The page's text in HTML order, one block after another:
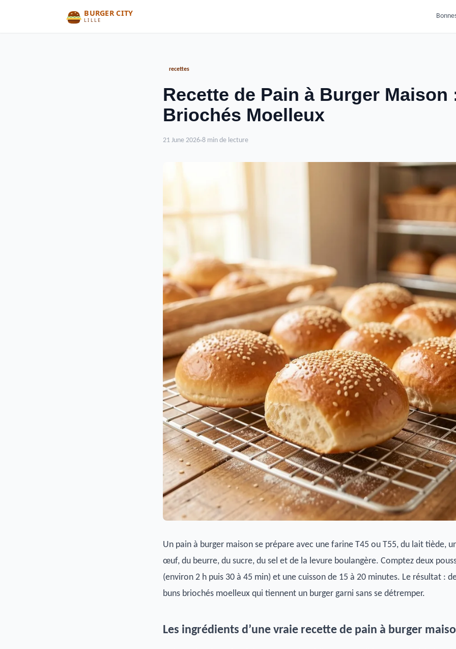
recettes
Recette de Pain à Burger Maison
Briochés Moelleux
21 June 2026 8 min de lecture
Un pain à burger maison se prépare avec une farine T45 ou T55, du lait tiède,
œuf, du beurre, du sucre, du sel et de la levure boulangère. Comptez deux
(environ 2 h puis 30 à 45 min) et une cuisson de 15 à 20 minutes. Le résultat :
buns briochés moelleux qui tiennent un burger garni sans se détremper.
Les ingrédients d’une vraie recette de pain à burger